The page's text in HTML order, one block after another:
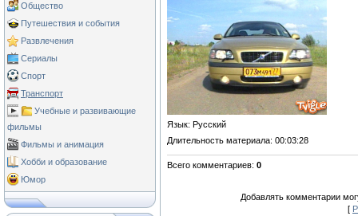
Общество
Путешествия и события
Развлечения
Сериалы
Спорт
Транспорт
Учебные и развивающие
фильмы
Фильмы и анимация
Хобби и образование
Юмор
Язык: Русский
Длительность материала: 00:03:28
Всего комментариев: 0
Добавлять комментарии
[